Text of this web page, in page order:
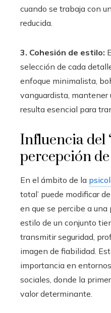
cuando se trabaja con
reducida.
3. Cohesión de estilo:
selección de cada
enfoque minimalista,
vanguardista,
resulta esencial para
Influencia del
percepción
En el ámbito de la
total’ puede modificar
en que se percibe a
estilo de un conjunto
transmitir seguridad,
imagen de fiabilidad.
importancia en
sociales, donde la
valor determinante.